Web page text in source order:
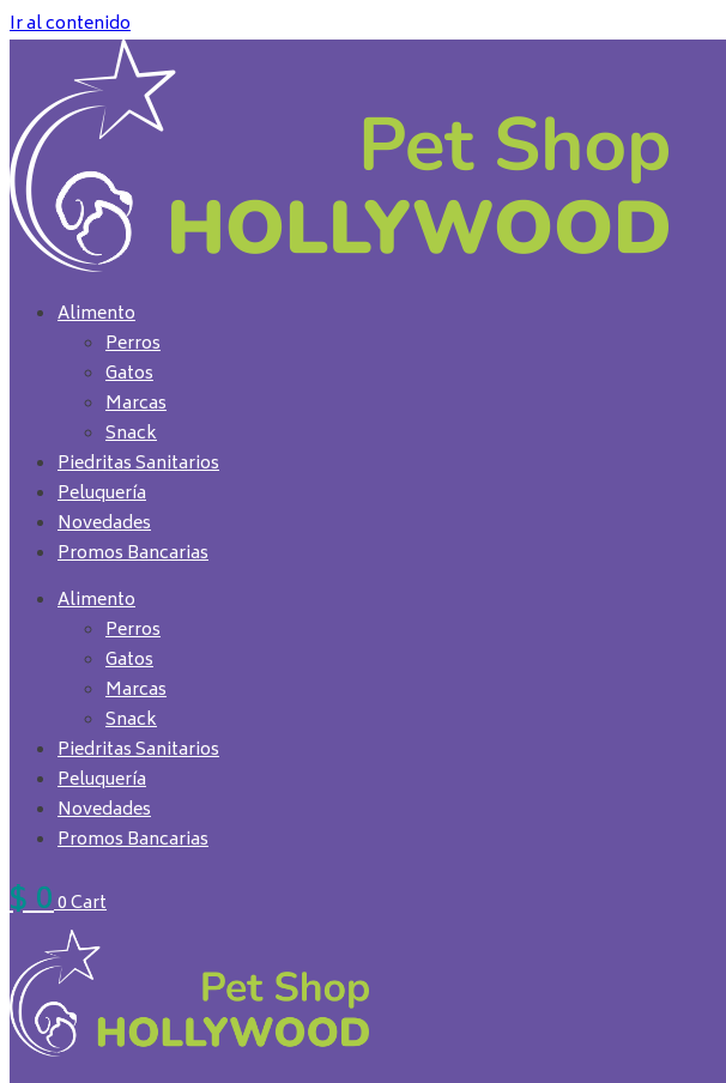
Ir al contenido
Alimento
Perros
Gatos
Marcas
Snack
Piedritas Sanitarios
Peluquería
Novedades
Promos Bancarias
Alimento
Perros
Gatos
Marcas
Snack
Piedritas Sanitarios
Peluquería
Novedades
Promos Bancarias
$00Cart